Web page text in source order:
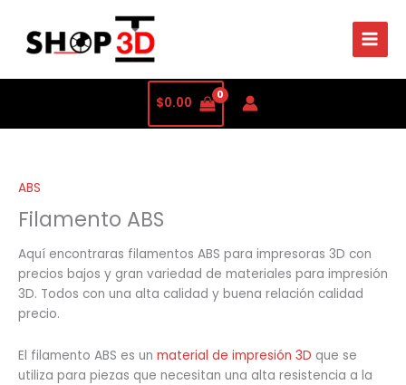
$0.00
ABS
Filamento ABS
Aquí encontraras filamentos ABS para impresoras 3D con
precios bajos y gran variedad de materiales para impresión
3D. Todos con una alta calidad y buena relación calidad
precio.
El filamento ABS es un material de impresión 3D que se
utiliza para piezas que necesitan una alta resistencia a la